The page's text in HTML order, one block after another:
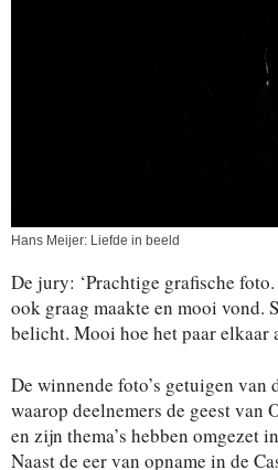
Hans Meijer: Liefde in beeld
De jury: ‘Prachtige grafische
ook graag maakte en mooi vond.
belicht. Mooi hoe het paar elkaar
De winnende foto’s getuigen van
waarop deelnemers de geest van
en zijn thema’s hebben omgezet
Naast de eer van opname in de